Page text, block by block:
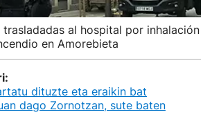
trasladadas al hospital por inhalación
en Amorebieta
dituzte eta eraikin bat
dago Zornotzan, sute baten